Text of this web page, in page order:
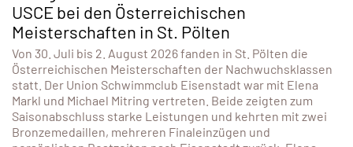
Das könnte dich auch
interessieren...